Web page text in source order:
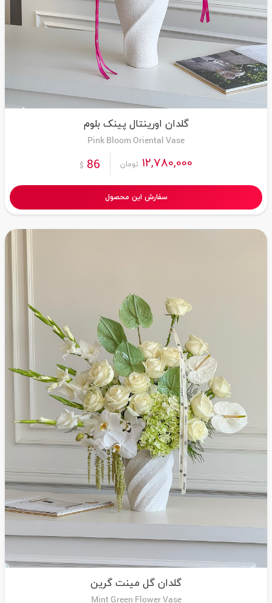
گلدان اورینتال پینک بلوم
Pink Bloom Oriental Vase
12,780,000 تومان 86
$
سفارش این محصول
گلدان گل مینت گرین
Mint Green Flower Vase